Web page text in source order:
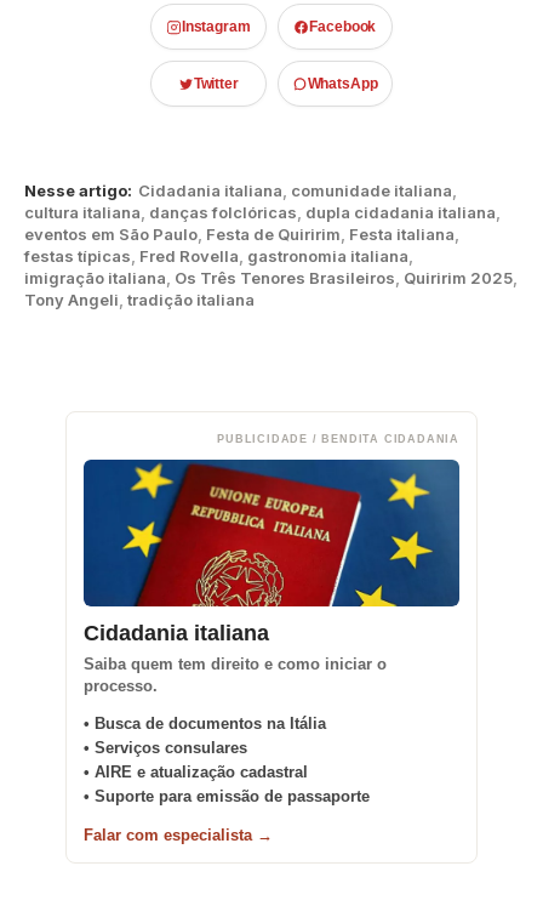
Instagram Facebook
Twitter WhatsApp
Nesse artigo: Cidadania italiana, comunidade italiana,
cultura italiana, danças folclóricas, dupla cidadania italiana,
eventos em São Paulo, Festa de Quiririm, Festa italiana,
festas típicas, Fred Rovella, gastronomia italiana,
imigração italiana, Os Três Tenores Brasileiros, Quiririm 2025,
Tony Angeli, tradição italiana
PUBLICIDADE / BENDITA CIDADANIA
Cidadania italiana
Saiba quem tem direito e como iniciar o
processo.
• Busca de documentos na Itália
• Serviços consulares
• AIRE e atualização cadastral
• Suporte para emissão de passaporte
Falar com especialista →